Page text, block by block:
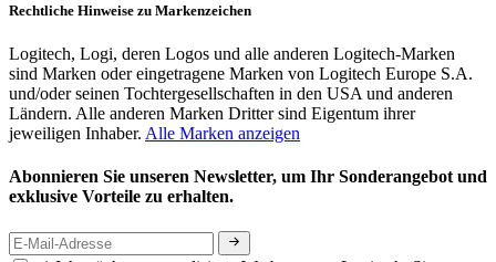
Rechtliche Hinweise zu Markenzeichen
Logitech, Logi, deren Logos und alle anderen Logitech-Marken
sind Marken oder eingetragene Marken von Logitech Europe S.A.
und/oder seinen Tochtergesellschaften in den USA und anderen
Ländern. Alle anderen Marken Dritter sind Eigentum ihrer
jeweiligen Inhaber. Alle Marken anzeigen
Abonnieren Sie unseren Newsletter, um Ihr Sonderangebot und
exklusive Vorteile zu erhalten.